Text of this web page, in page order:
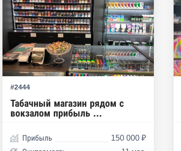
#2444
Табачный магазин рядом с
вокзалом прибыль ...
Прибыль
150 000 ₽